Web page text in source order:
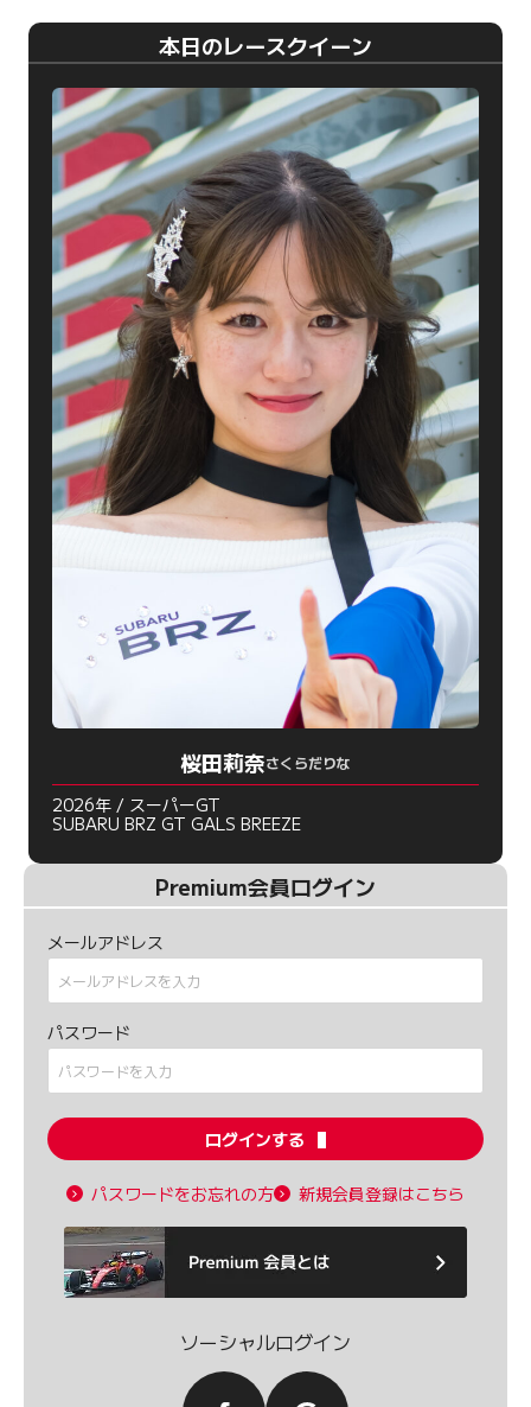
本日のレースクイーン
桜田莉奈さくらだりな
2026年 / スーパーGT
SUBARU BRZ GT GALS BREEZE
Premium会員ログイン
メールアドレス
パスワード
ログインする
パスワードをお忘れの方 新規会員登録はこちら
ソーシャルログイン